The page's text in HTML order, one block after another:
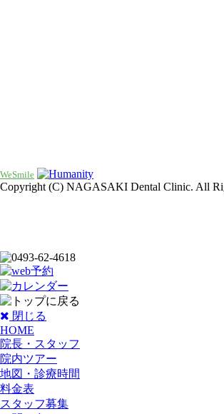
WeSmile
Copyright (C) NAGASAKI Dental Clinic. All
閉じる
HOME
院長・スタッフ
院内ツアー
地図・診療時間
料金表
スタッフ募集